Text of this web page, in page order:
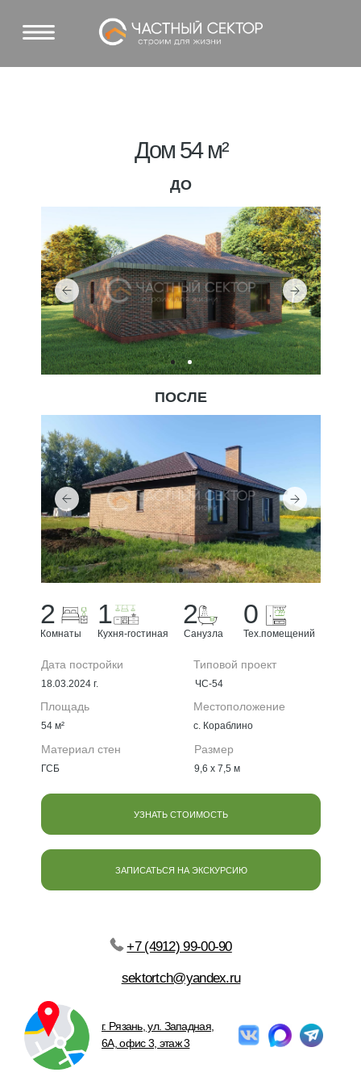
Дом 54 м²
1
Кухня-гостиная
54 м²
2
Площадь
Комнаты
2
Санузла
ГСБ
Материал стен
УЗНАТЬ СТОИМОСТЬ
ЗАПИСАТЬСЯ НА ЭКСКУРСИЮ
0
Тех.помещений
Размер
9,6 х 7,5 м
Типовой проект
Дата постройки
Местоположение
18.03.2024 г. ЧС-54
ПОСЛЕ
ДО
с. Кораблино
ЗАПИСАТЬСЯ НА КОНСУЛЬТАЦИЮ
ОТВЕЧАЕМ БЫСТРО,